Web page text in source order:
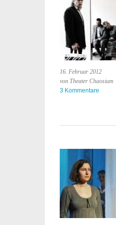
16. Februar 2012
von Theater Chaosium
3 Kommentare